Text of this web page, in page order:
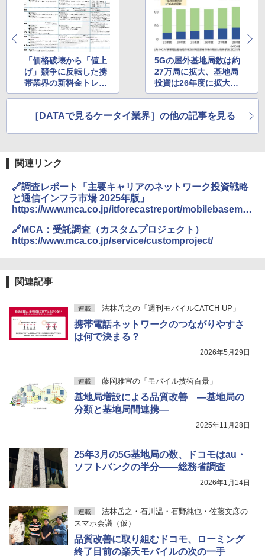
「価格破壊から「値上
げ」競争に反転した携
帯業界の新料金トレン
ド
5Gの屋外基地局数は約
27万局に拡大、基地局
投資は26年度に拡大す
る見込み
［DATAで見るケータイ業界］の他の記事を見る
関連リンク
🔗調査レポート「主要キャリアのネットワーク投資戦略
と通信インフラ市場 2025年版」
https://www.mca.co.jp/itforecastreport/mobilebaseme
🔗MCA：受託調査（カスタムプロジェクト）
https://www.mca.co.jp/service/customproject/
関連記事
連載 法林岳之の「週刊モバイルCATCH UP」
携帯電話ネットワークのつながりやすさ
は何で決まる？
2026年5月29日
連載 藤岡雅宣の「モバイル技術百景」
基地局増設による品質改善 ―基地局の
分類と基地局間連携―
2025年11月28日
25年3月の5G基地局の数、ドコモはau・
ソフトバンクの半分――総務省調査
2026年1月14日
連載
法林岳之・石川温・石野純也・佐藤文彦の
スマホ会議（仮）
品質改善に取り組むドコモ、ローミング
終了目前の楽天モバイルの次の一手